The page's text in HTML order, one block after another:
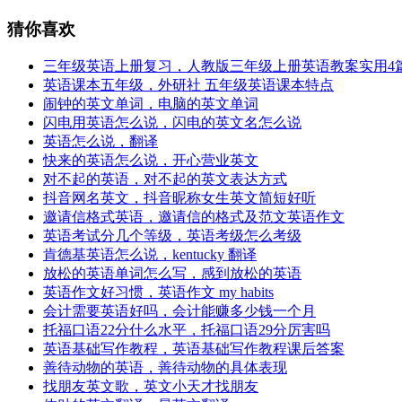
猜你喜欢
三年级英语上册复习，人教版三年级上册英语教案实用4
英语课本五年级，外研社 五年级英语课本特点
闹钟的英文单词，电脑的英文单词
闪电用英语怎么说，闪电的英文名怎么说
英语怎么说，翻译
快来的英语怎么说，开心营业英文
对不起的英语，对不起的英文表达方式
抖音网名英文，抖音昵称女生英文简短好听
邀请信格式英语，邀请信的格式及范文英语作文
英语考试分几个等级，英语考级怎么考级
肯德基英语怎么说，kentucky 翻译
放松的英语单词怎么写，感到放松的英语
英语作文好习惯，英语作文 my habits
会计需要英语好吗，会计能赚多少钱一个月
托福口语22分什么水平，托福口语29分厉害吗
英语基础写作教程，英语基础写作教程课后答案
善待动物的英语，善待动物的具体表现
找朋友英文歌，英文小天才找朋友